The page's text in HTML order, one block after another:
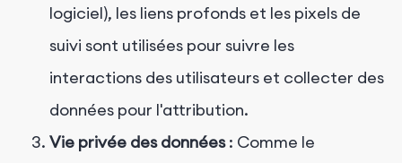
logiciel), les liens profonds et les pixels de
suivi sont utilisées pour suivre les
interactions des utilisateurs et collecter des
données pour l'attribution.
Vie privée des données: Comme le